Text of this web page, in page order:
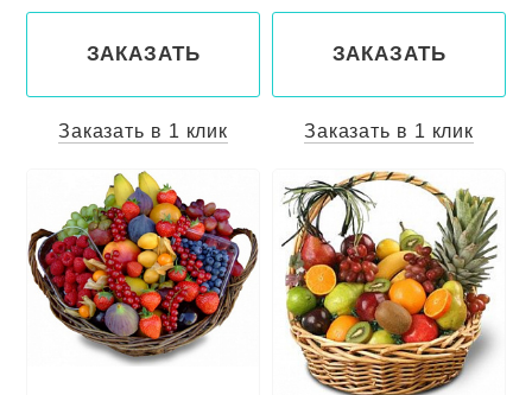
ЗАКАЗАТЬ
Заказать в 1 клик
ЗАКАЗАТЬ
Заказать в 1 клик